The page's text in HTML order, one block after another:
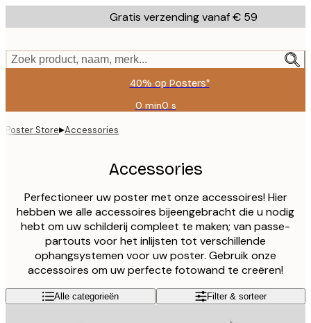
to
content.
Gratis verzending vanaf € 59
Zoek product, naam, merk...
40% op Posters*
0 min0 s
Geldig
Poster Store▸Accessories
Accessories
Perfectioneer uw poster met onze accessoires! Hier
hebben we alle accessoires bijeengebracht die u nodig
hebt om uw schilderij compleet te maken; van passe-
partouts voor het inlijsten tot verschillende
ophangsystemen voor uw poster. Gebruik onze
accessoires om uw perfecte fotowand te creëren!
Alle categorieën Filter & sorteer